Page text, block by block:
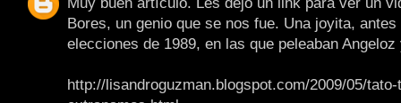
Bores, un genio que se nos fue. Una joyita, antes
elecciones de 1989, en las que peleaban
http://lisandroguzman.blogspot.com/2009/05/tato-